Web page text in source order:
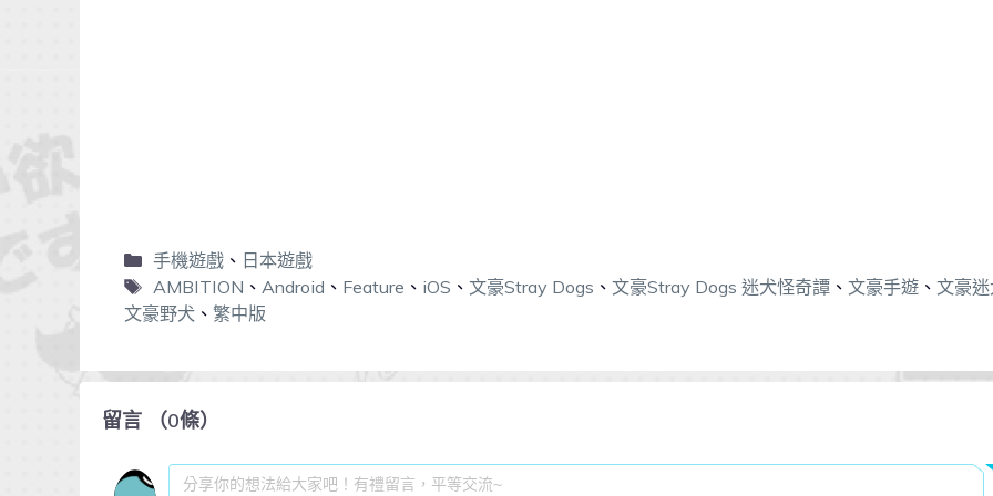
手機遊戲、 日本遊戲
AMBITION 、 Android 、 Feature 、 iOS 、 文豪Stray Dogs 、 文豪Stray Dogs 迷犬怪奇譚、 文豪手遊、 文豪
文豪野犬 、 繁中版
留言 （0條）